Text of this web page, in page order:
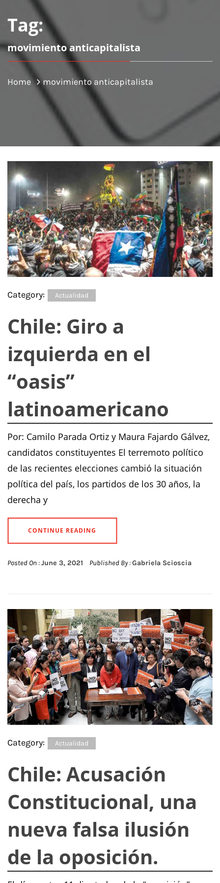
Tag:
movimiento anticapitalista
Home movimiento anticapitalista
Category: Actualidad
Chile: Giro a
izquierda en el
“oasis”
latinoamericano
Por: Camilo Parada Ortiz y Maura Fajardo Gálvez,
candidatos constituyentes El terremoto político
de las recientes elecciones cambió la situación
política del país, los partidos de los 30 años, la
derecha y
CONTINUE READING
Posted On :June 3, 2021 Published By :Gabriela Scioscia
Category: Actualidad
Chile: Acusación
Constitucional, una
nueva falsa ilusión
de la oposición.